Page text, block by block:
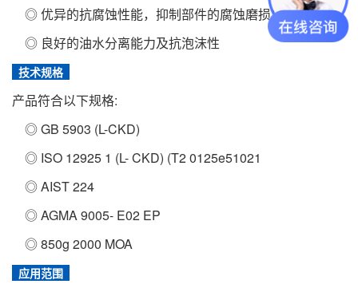
◎ 优异的抗腐蚀性能，抑制部件的腐蚀磨损发生
◎ 良好的油水分离能力及抗泡沫性
技术规格
产品符合以下规格:
◎ GB 5903 (L-CKD)
◎ ISO 12925 1 (L- CKD) (T2 0125e51021
◎ AIST 224
◎ AGMA 9005- E02 EP
◎ 850g 2000 MOA
应用范围